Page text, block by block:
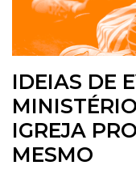
IDEIAS DE
IGREJA
MESMO